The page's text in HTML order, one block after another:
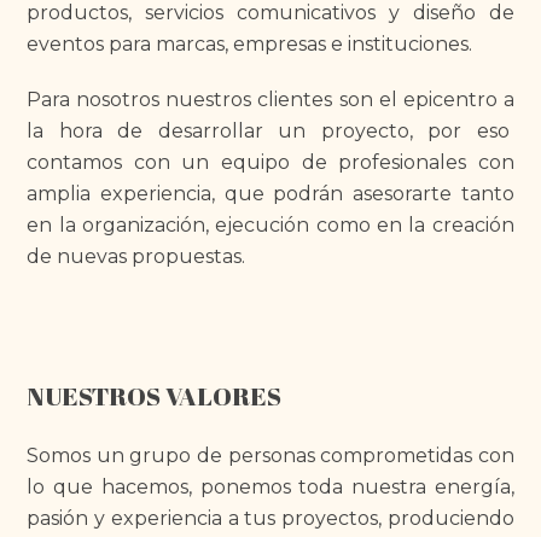
productos, servicios comunicativos y diseño de
eventos para marcas, empresas e instituciones.
Para nosotros nuestros clientes son el epicentro a
la hora de desarrollar un proyecto, por eso
contamos con un equipo de profesionales con
amplia experiencia, que podrán asesorarte tanto
en la organización, ejecución como en la creación
de nuevas propuestas.
NUESTROS VALORES
Somos un grupo de personas comprometidas con
lo que hacemos, ponemos toda nuestra energía,
pasión y experiencia a tus proyectos, produciendo